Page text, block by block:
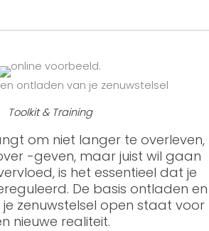
ontladen van je zenuwstelsel
Toolkit & Training
om niet langer te overleven,
-geven, maar juist wil gaan
is het essentieel dat je
De basis ontladen en
zenuwstelsel open staat voor
nieuwe realiteit.